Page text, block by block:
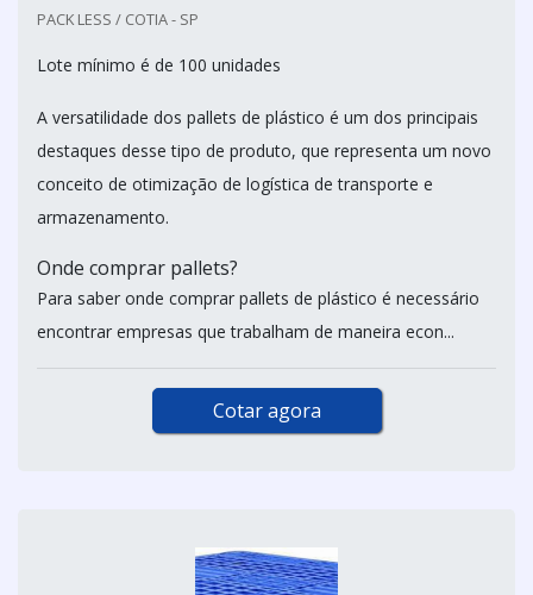
PACK LESS / COTIA - SP
Lote mínimo é de 100 unidades
A versatilidade dos pallets de plástico é um dos principais
destaques desse tipo de produto, que representa um novo
conceito de otimização de logística de transporte e
armazenamento.
Onde comprar pallets?
Para saber onde comprar pallets de plástico é necessário
encontrar empresas que trabalham de maneira econ...
Cotar agora